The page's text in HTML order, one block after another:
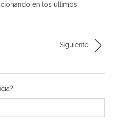
en los últimos
Siguiente